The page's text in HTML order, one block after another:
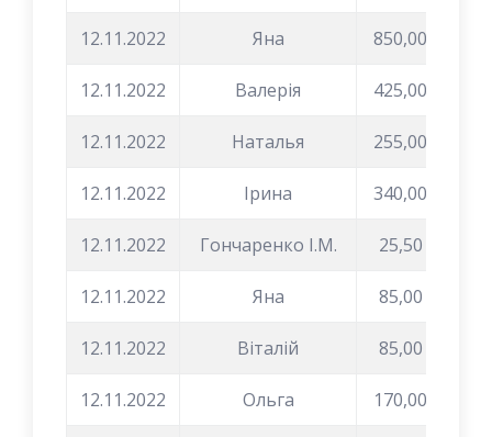
12.11.2022 Яна 850,00
12.11.2022 Валерія 425,00
12.11.2022 Наталья 255,00
12.11.2022 Ірина 340,00
12.11.2022 Гончаренко І.М. 25,50
12.11.2022 Яна 85,00
12.11.2022 Віталій 85,00
12.11.2022 Ольга 170,00